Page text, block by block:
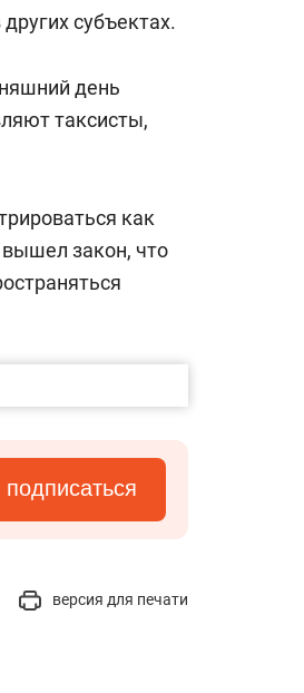
субъектах.
день
таксисты,
как
закон, что
подписаться
версия для печати
состоянием как основа
антихрупких команд